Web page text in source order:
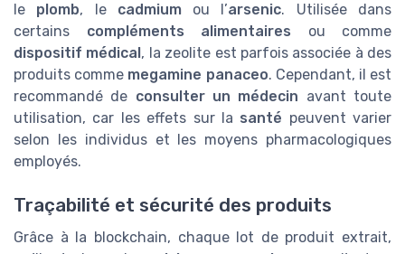
le plomb, le cadmiumou l’arsenic. Utilisée dans
certains compléments alimentaires ou comme
dispositif médical, la zeolite est parfois associée à des
produits comme megamine panaceo. Cependant, il est
recommandé de consulter un médecin avant toute
utilisation, car les effets sur la santé peuvent varier
selon les individus et les moyens pharmacologiques
employés.
Traçabilité et sécurité des produits
Grâce à la blockchain, chaque lot de produit extrait,